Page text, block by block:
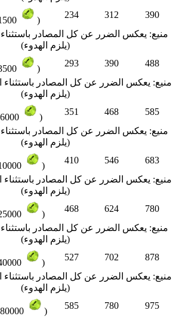
)
234 312
390
(يلزم الهدوء)
)
293 390
488
(يلزم الهدوء)
)
351 468
585
(يلزم الهدوء)
)
410 546
683
(يلزم الهدوء)
)
468 624
780
(يلزم الهدوء)
)
527 702
878
(يلزم الهدوء)
)
585 780
975